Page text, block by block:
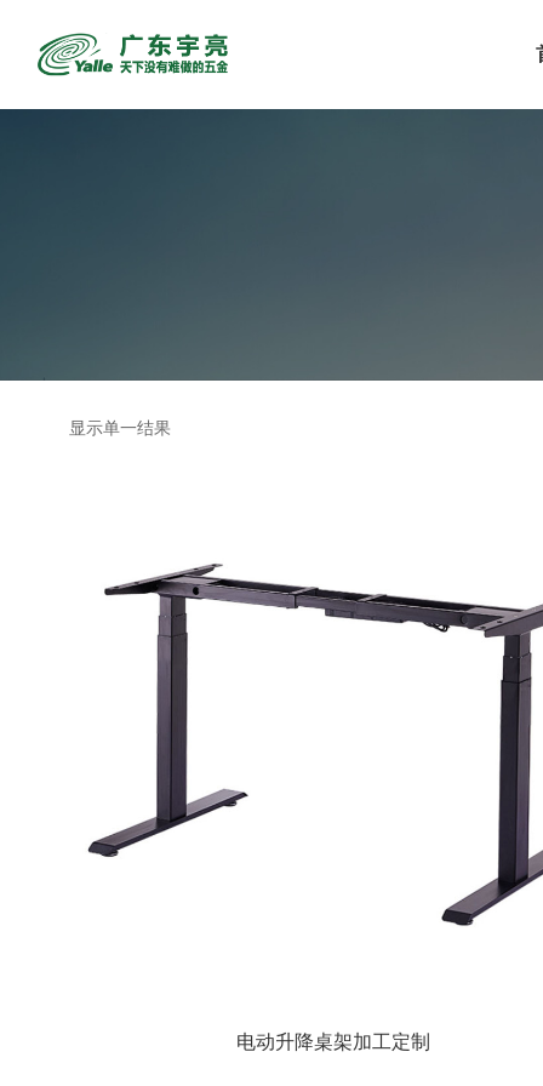
显示单一结果
电动升降桌架加工定制